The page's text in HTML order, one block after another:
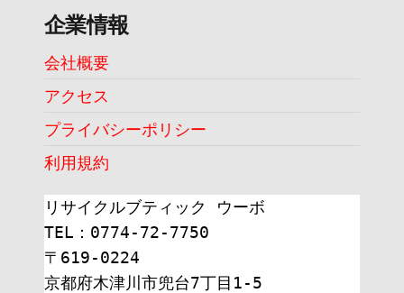
企業情報
会社概要
アクセス
プライバシーポリシー
利用規約
リサイクルブティック ウーボ
TEL：0774-72-7750
〒619-0224
京都府木津川市兜台7丁目1-5